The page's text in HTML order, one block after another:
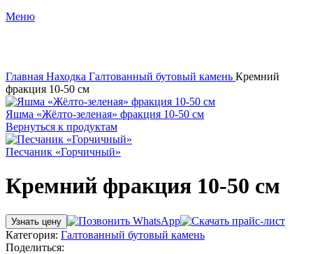
Меню
Главная Находка Галтованный бутовый камень Кремний
фракция 10-50 см
Яшма «Жёлто-зеленая» фракция 10-50 см
Вернуться к продуктам
Песчаник «Горчичный»
Кремний фракция 10-50 см
Узнать цену
Категория: Галтованный бутовый камень
Поделиться: